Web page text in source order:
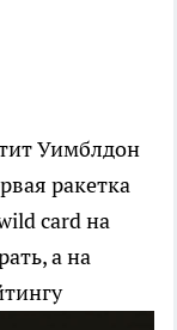
Уимблдон
ракетка
card на
а на